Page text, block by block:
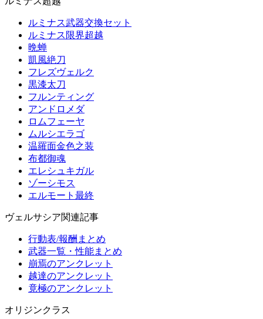
ルミナス武器交換セット
ルミナス限界超越
晩蝉
凱風絶刀
フレズヴェルク
黒漆太刀
フルンティング
アンドロメダ
ロムフェーヤ
ムルシエラゴ
温羅面金色之装
布都御魂
エレシュキガル
ゾーシモス
エルモート最終
ヴェルサシア関連記事
行動表/報酬まとめ
武器一覧・性能まとめ
崩焉のアンクレット
越達のアンクレット
竟極のアンクレット
オリジンクラス